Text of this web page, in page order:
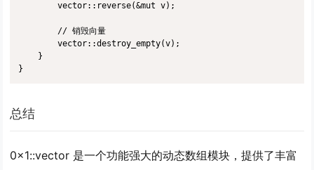
        vector::reverse(&mut v);
        // 销毁向量
        vector::destroy_empty(v);
    }
}
总结
0x1::vector 是一个功能强大的动态数组模块，提供了丰富